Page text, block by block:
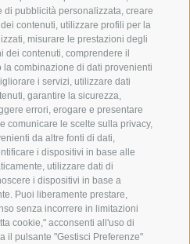
pubblicità personalizzata, creare
contenuti, utilizzare profili per la
misurare le prestazioni degli
dei contenuti, comprendere il
combinazione di dati provenienti
i servizi, utilizzare dati
garantire la sicurezza,
errori, erogare e presentare
comunicare le scelte sulla privacy,
da altre fonti di dati,
i dispositivi in base alle
utilizzare dati di
i dispositivi in base a
Puoi liberamente prestare,
senza incorrere in limitazioni
cookie," acconsenti all'uso di
il pulsante "Gestisci Preferenze"